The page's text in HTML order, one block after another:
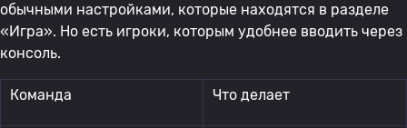
обычными настройками, которые находятся в разделе
«Игра». Но есть игроки, которым удобнее вводить через
консоль.
Команда Что делает